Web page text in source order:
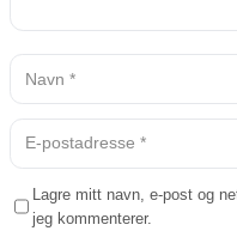
Lagre mitt navn, e-post og
jeg kommenterer.